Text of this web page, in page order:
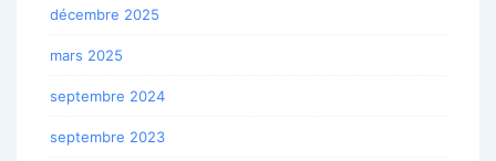
décembre 2025
mars 2025
septembre 2024
septembre 2023